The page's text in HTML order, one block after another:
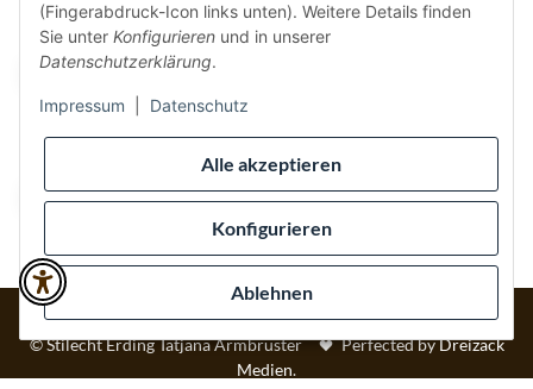
Alle akzeptieren
Konfigurieren
Ablehnen
(Fingerabdruck-Icon links unten). Weitere Details finden
Sie unter Konfigurieren und in unserer
Datenschutzerklärung.
Impressum Datenschutz
Sicher bezahlen via:
Wir versenden via:
* Alle Preise inkl. gesetzlicher USt., inkl.Versand
© Stilecht Erding Tatjana Armbruster
Perfected byDreizack
Medien.